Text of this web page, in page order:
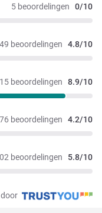
5 beoordelingen 0/10
beoordelingen 4.8/10
beoordelingen 8.9/10
beoordelingen 4.2/10
beoordelingen 5.8/10